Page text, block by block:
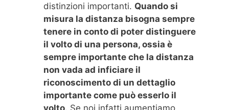
distinzioni importanti. Quando si
misura la distanza bisogna sempre
tenere in conto di poter distinguere
il volto di una persona, ossia è
sempre importante che la distanza
non vada ad inficiare il
riconoscimento di un dettaglio
importante come può esserlo il
volto. Se noi infatti aumentiamo